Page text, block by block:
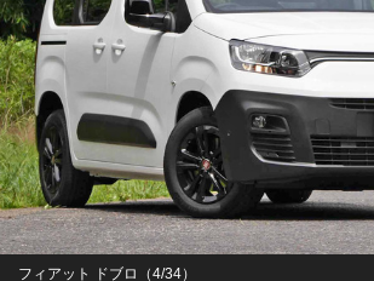
フィアット ドブロ（4/34）